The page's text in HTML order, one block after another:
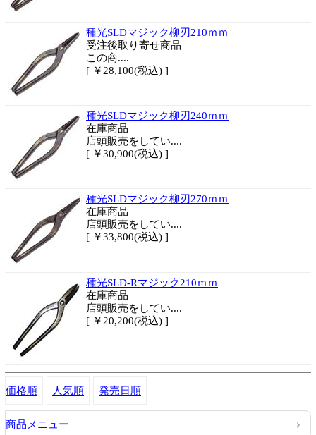
種光SLDマジック柳刃210ｍｍ
受注後取り寄せ商品
この商....
[ ￥28,100(税込) ]
種光SLDマジック柳刃240ｍｍ
在庫商品
店頭販売をしてい....
[ ￥30,900(税込) ]
種光SLDマジック柳刃270ｍｍ
在庫商品
店頭販売をしてい....
[ ￥33,800(税込) ]
種光SLD-Rマジック210ｍｍ
在庫商品
店頭販売をしてい....
[ ￥20,200(税込) ]
価格順 人気順 発売日順
商品メニュー